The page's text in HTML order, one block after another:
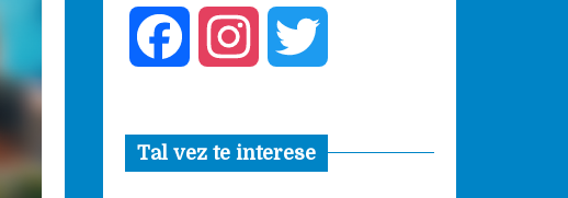
c s i
Tal vez te interese